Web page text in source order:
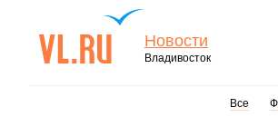
Новости
Владивосток
Все